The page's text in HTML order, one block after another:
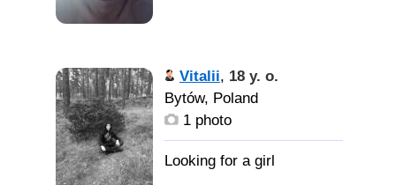
Vitalii, 18 y. o.
Bytów, Poland
1 photo